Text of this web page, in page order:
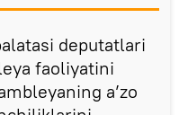
deputatlari
faoliyatini
a’zo